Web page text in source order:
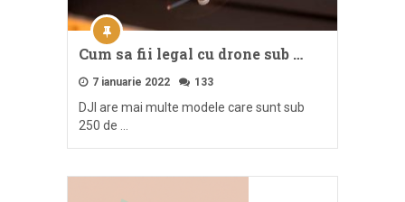
Cum sa fii legal cu drone sub …
7 ianuarie 2022 133
DJI are mai multe modele care sunt sub
250 de …